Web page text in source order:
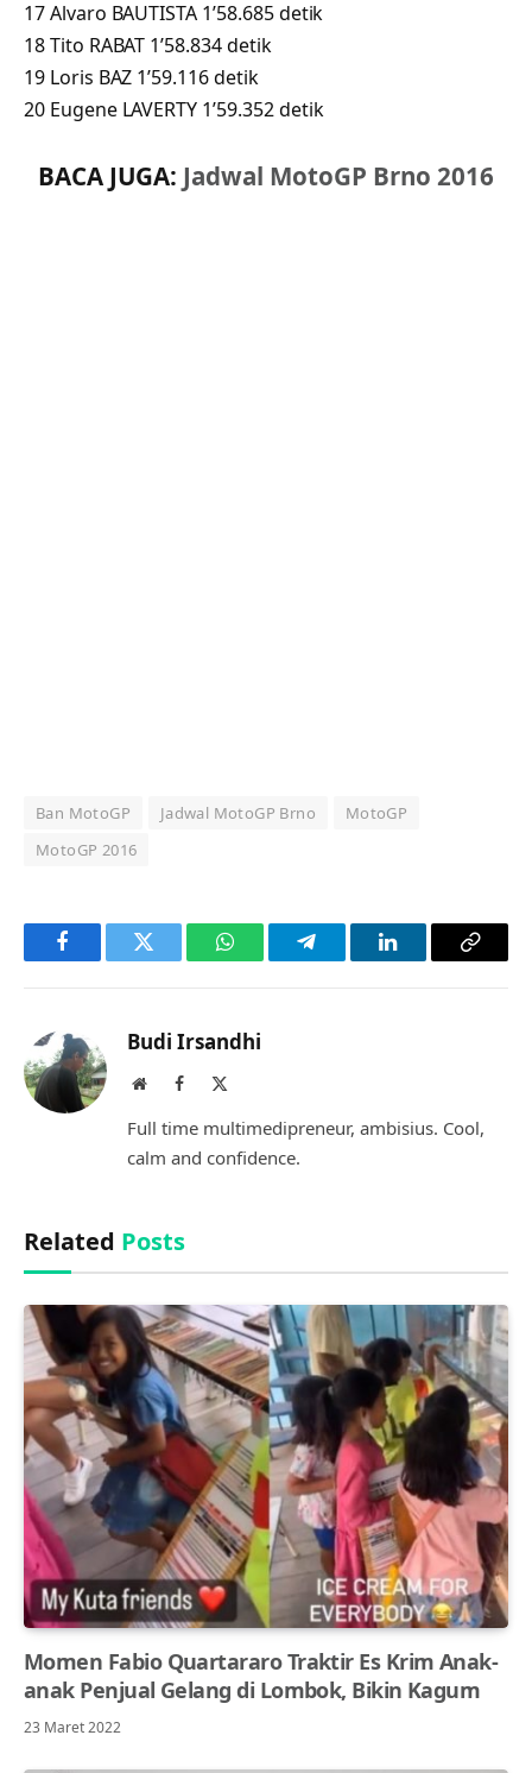
17 Alvaro BAUTISTA 1’58.685 detik
18 Tito RABAT 1’58.834 detik
19 Loris BAZ 1’59.116 detik
20 Eugene LAVERTY 1’59.352 detik
BACA JUGA: Jadwal MotoGP Brno 2016
Ban MotoGP Jadwal MotoGP Brno
MotoGP
MotoGP 2016
FacebookTwitter WhatsAppTelegramLinkedInCopy
Budi Irsandhi
WebsiteFacebook
Full time multimedipreneur, ambisius. Cool,
calm and confidence.
Related Posts
Momen Fabio Quartararo Traktir Es Krim Anak-
anak Penjual Gelang di Lombok, Bikin Kagum
23 Maret 2022